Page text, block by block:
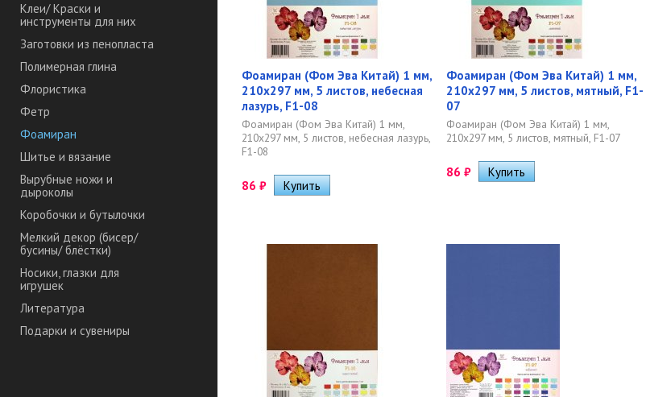
Клеи/ Краски и
инструменты для них
Заготовки из пенопласта
Полимерная глина
Флористика
Фетр
Фоамиран
Шитье и вязание
Вырубные ножи и
дыроколы
Коробочки и бутылочки
Мелкий декор (бисер/
бусины/ блёстки)
Носики, глазки для
игрушек
Литература
Подарки и сувениры
Фоамиран (Фом Эва Китай) 1 мм,
210х297 мм, 5 листов, небесная
лазурь, F1-08
Фоамиран (Фом Эва Китай) 1 мм,
210х297 мм, 5 листов, небесная лазурь,
F1-08
86 ₽
Фоамиран (Фом Эва Китай) 1 мм,
210х297 мм, 5 листов, мятный, F1-
07
Фоамиран (Фом Эва Китай) 1 мм,
210х297 мм, 5 листов, мятный, F1-07
86 ₽